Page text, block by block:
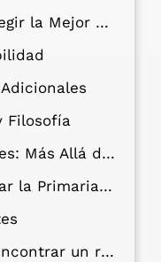
en Benito Juárez
Filosofía
Allá del Ranking
Primaria Ideal
mejores primarias en Benito Juárez?